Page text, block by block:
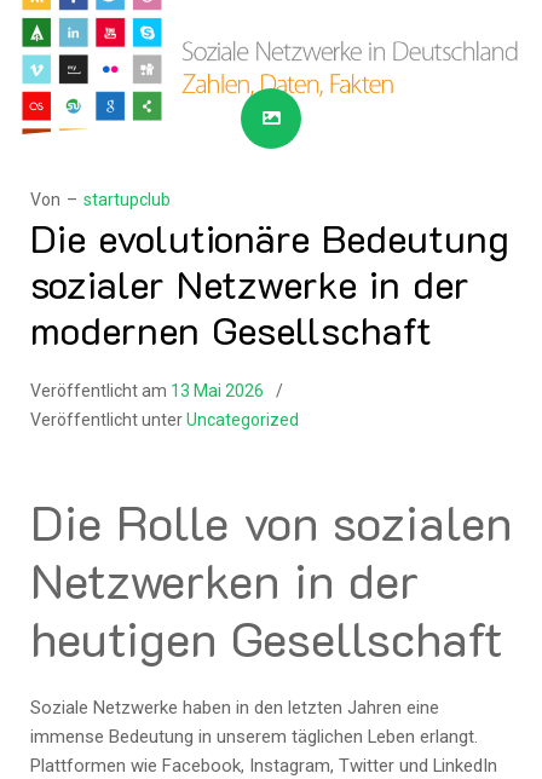
Von – startupclub
Die evolutionäre Bedeutung
sozialer Netzwerke in der
modernen Gesellschaft
Veröffentlicht am 13 Mai 2026
Veröffentlicht unterUncategorized
Die Rolle von sozialen
Netzwerken in der
heutigen Gesellschaft
Soziale Netzwerke haben in den letzten Jahren eine
immense Bedeutung in unserem täglichen Leben erlangt.
Plattformen wie Facebook, Instagram, Twitter und LinkedIn